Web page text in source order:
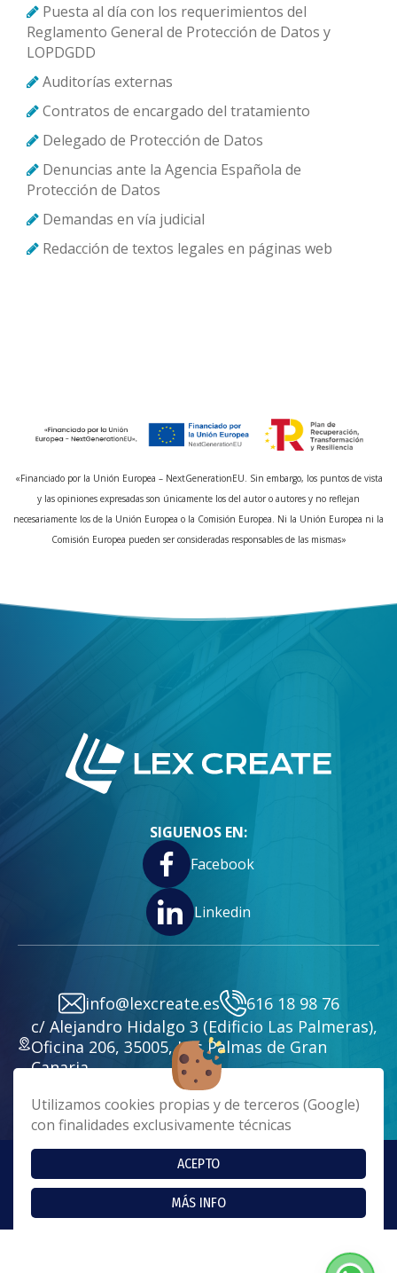
Utilizamos cookies propias y de terceros (Google)
con finalidades exclusivamente técnicas
ACEPTO
MÁS INFO
Puesta al día con los requerimientos del
Reglamento General de Protección de Datos y
LOPDGDD
Auditorías externas
Contratos de encargado del tratamiento
Delegado de Protección de Datos
Denuncias ante la Agencia Española de
Protección de Datos
Demandas en vía judicial
Redacción de textos legales en páginas web
«Financiado por la Unión Europea – NextGenerationEU. Sin embargo, los puntos de vista
y las opiniones expresadas son únicamente los del autor o autores y no reflejan
necesariamente los de la Unión Europea o la Comisión Europea. Ni la Unión Europea ni la
Comisión Europea pueden ser consideradas responsables de las mismas»
SIGUENOS EN:
Facebook
Linkedin
info@lexcreate.es
616 18 98 76
c/ Alejandro Hidalgo 3 (Edificio Las Palmeras),
Oficina 206, 35005, Las Palmas de Gran
Canaria
Copyright 2024 - Lex Create. Todos los derechos reservados
Cookies|Aviso Legal|Política de Privacidad
Página realizada porWeb Las Palmas